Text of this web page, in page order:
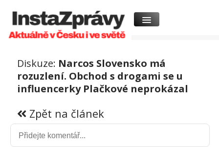
Diskuze: Narcos Slovensko má
rozuzlení. Obchod s drogami se u
influencerky Plačkové neprokázal
Zpět na článek